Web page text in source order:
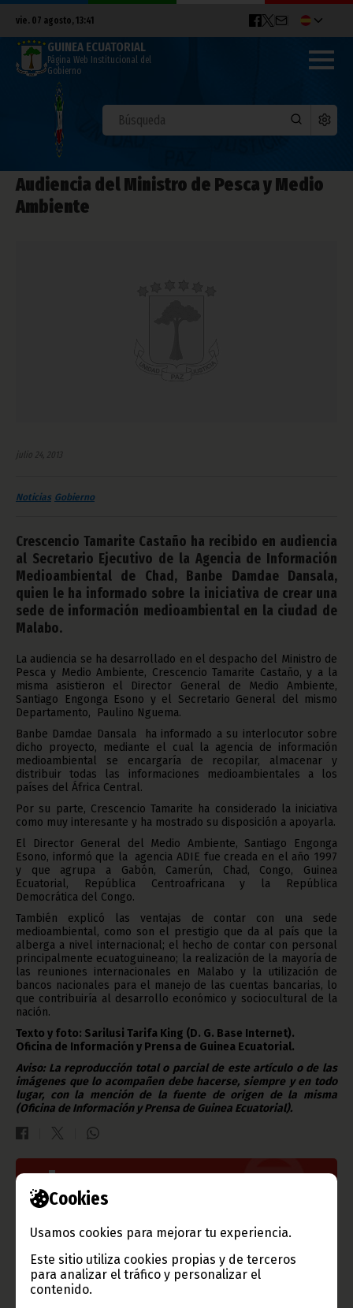
Cookies
Usamos cookies para mejorar tu experiencia.
Este sitio utiliza cookies propias y de terceros
para analizar el tráfico y personalizar el
contenido.
vie. 07 agosto, 13:41
GUINEA ECUATORIAL
Página Web Institucional del
Gobierno
Audiencia del Ministro de Pesca y Medio
Ambiente
julio 24, 2013
Noticias Gobierno
Crescencio Tamarite Castaño ha recibido en audiencia
al Secretario Ejecutivo de la Agencia de Información
Medioambiental de Chad, Banbe Damdae Dansala,
quien le ha informado sobre la iniciativa de crear una
sede de información medioambiental en la ciudad de
Malabo.
La audiencia se ha desarrollado en el despacho del Ministro de
Pesca y Medio Ambiente, Crescencio Tamarite Castaño, y a la
misma asistieron el Director General de Medio Ambiente,
Santiago Engonga Esono y el Secretario General del mismo
Departamento, Paulino Nguema.
Banbe Damdae Dansala ha informado a su interlocutor sobre
dicho proyecto, mediante el cual la agencia de información
medioambiental se encargaría de recopilar, almacenar y
distribuir todas las informaciones medioambientales a los
países del África Central.
Por su parte, Crescencio Tamarite ha considerado la iniciativa
como muy interesante y ha mostrado su disposición a apoyarla.
El Director General del Medio Ambiente, Santiago Engonga
Esono, informó que la agencia ADIE fue creada en el año 1997
y que agrupa a Gabón, Camerún, Chad, Congo, Guinea
Ecuatorial, República Centroafricana y la República
Democrática del Congo.
También explicó las ventajas de contar con una sede
medioambiental, como son el prestigio que da al país que la
alberga a nivel internacional; el hecho de contar con personal
principalmente ecuatoguineano; la realización de la mayoría de
las reuniones internacionales en Malabo y la utilización de
bancos nacionales para el manejo de las cuentas bancarias, lo
que contribuiría al desarrollo económico y sociocultural de la
nación.
Texto y foto: Sarilusi Tarifa King (D. G. Base Internet).
Oficina de Información y Prensa de Guinea Ecuatorial.
Aviso: La reproducción total o parcial de este artículo o de las
imágenes que lo acompañen debe hacerse, siempre y en todo
lugar, con la mención de la fuente de origen de la misma
(Oficina de Información y Prensa de Guinea Ecuatorial).
Gobierno e Instituciones
Información de Guinea Ecuatorial